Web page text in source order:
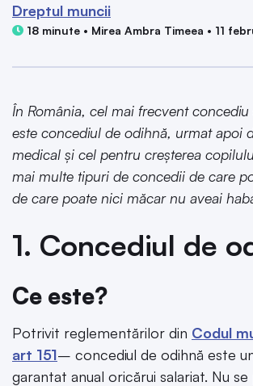
Dreptul muncii
18 minute • Mirea Ambra Timeea • 11
În România, cel mai frecvent
este concediul de odihnă, urmat apoi
medical și cel pentru creșterea
mai multe tipuri de concedii de care
de care poate nici măcar nu aveai
1. Concediul de
Ce este?
Potrivit reglementărilor din Codul
art 151– concediul de odihnă este
garantat anual oricărui salariat. Nu